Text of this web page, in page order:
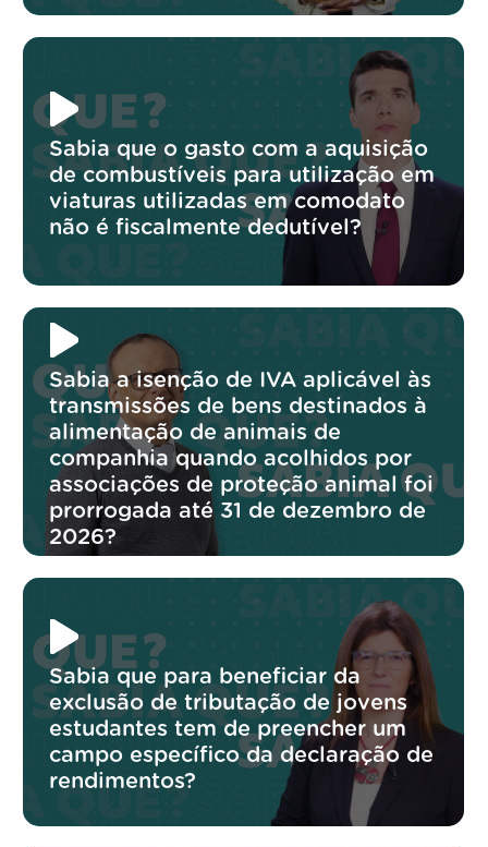
Sabia que o gasto com a aquisição
de combustíveis para utilização em
viaturas utilizadas em comodato
não é fiscalmente dedutível?
Sabia a isenção de IVA aplicável às
transmissões de bens destinados à
alimentação de animais de
companhia quando acolhidos por
associações de proteção animal foi
prorrogada até 31 de dezembro de
2026?
Sabia que para beneficiar da
exclusão de tributação de jovens
estudantes tem de preencher um
campo específico da declaração de
rendimentos?